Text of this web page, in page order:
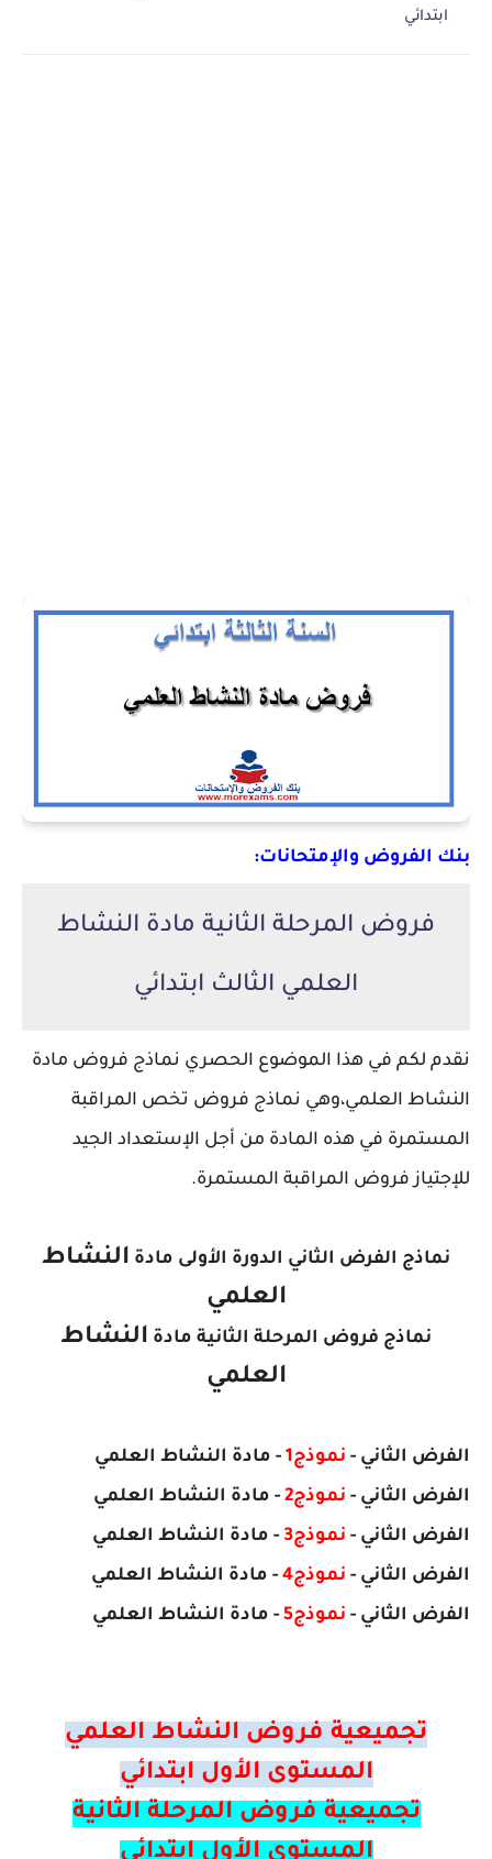
ابتدائي
بنك الفروض والإمتحانات:
فروض المرحلة الثانية مادة النشاط
العلمي الثالث ابتدائي
نقدم لكم في هذا الموضوع الحصري نماذج فروض مادة
النشاط العلمي،وهي نماذج فروض تخص المراقبة
المستمرة في هذه المادة من أجل الإستعداد الجيد
للإجتياز فروض المراقبة المستمرة.
نماذج الفرض الثاني الدورة الأولى مادة النشاط
العلمي
نماذج فروض المرحلة الثانية مادة النشاط
العلمي
الفرض الثاني - نموذج1
- مادة النشاط العلمي
الفرض الثاني - نموذج2 - مادة النشاط العلمي
الفرض الثاني - نموذج3 - مادة النشاط العلمي
الفرض الثاني - نموذج4 - مادة النشاط العلمي
الفرض الثاني - نموذج5 - مادة النشاط العلمي
تجميعية فروض النشاط العلمي
المستوى الأول ابتدائي
تجميعية فروض المرحلة الثانية
المستوى الأول ابتدائي